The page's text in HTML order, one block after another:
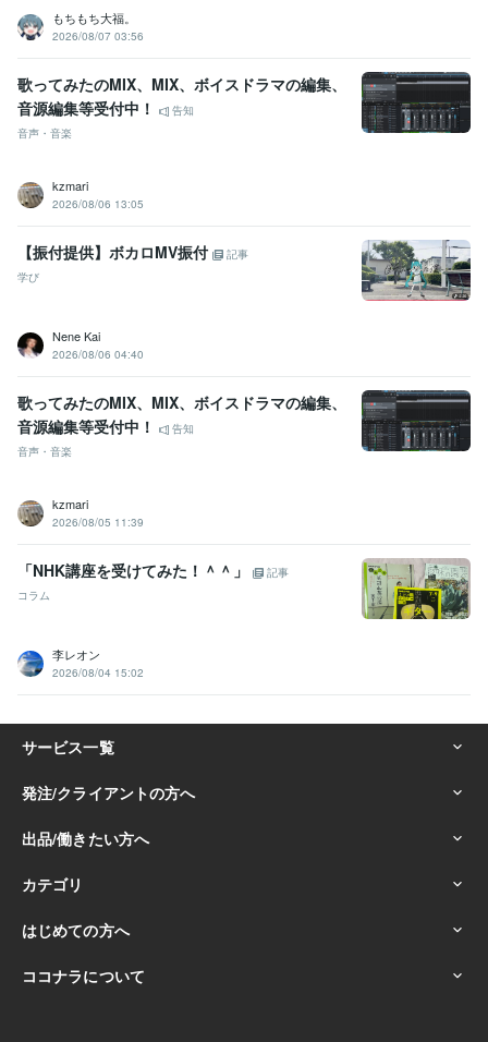
もちもち大福。
2026/08/07 03:56
歌ってみたのMIX、MIX、ボイスドラマの編集、
音源編集等受付中！
告知
音声・音楽
kzmari
2026/08/06 13:05
【振付提供】ボカロMV振付
記事
学び
Nene Kai
2026/08/06 04:40
歌ってみたのMIX、MIX、ボイスドラマの編集、
音源編集等受付中！
告知
音声・音楽
kzmari
2026/08/05 11:39
「NHK講座を受けてみた！＾＾」
記事
コラム
李レオン
2026/08/04 15:02